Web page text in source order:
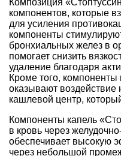
Композиция
компонентов, которые
для усиления
компоненты
бронхиальных желез в
помогает снизить
удаление благодаря
Кроме того, компоненты
оказывают воздействие
кашлевой центр,
Компоненты капель
в кровь через
обеспечивает высокую
через небольшой